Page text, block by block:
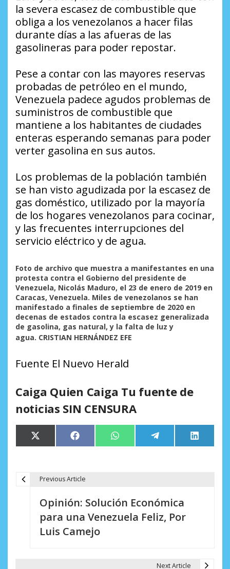
la severa escasez de combustible que
obliga a los venezolanos a hacer filas
durante días a las afueras de las
gasolineras para poder repostar.
Pese a contar con las mayores reservas
probadas de petróleo en el mundo,
Venezuela padece agudos problemas de
suministros de combustible que
mantiene a los habitantes de ciudades
enteras esperando semanas para poder
verter gasolina en sus autos.
Los problemas de la población también
se han visto agudizada por la escasez de
gas doméstico, utilizado por la mayoría
de los hogares venezolanos para cocinar,
y las frecuentes interrupciones del
servicio eléctrico y de agua.
Foto de archivo que muestra a manifestantes en una
protesta contra el Gobierno del presidente de
Venezuela, Nicolás Maduro, el 23 de enero de 2019 en
Caracas, Venezuela. Miles de venezolanos se han
manifestado a finales de septiembre de 2020 en
decenas de estados contra la escasez generalizada
de gasolina, gas natural, y la falta de luz y
agua. CRISTIAN HERNÁNDEZ EFE
Fuente El Nuevo Herald
Caiga Quien Caiga Tu fuente de
noticias SIN CENSURA
Compartir
en
X
(Twitter)
Compartir
en
Facebook Compartir
en
WhatsApp Compartir
en
Telegram
en
LinkedIn
Previous Article
Opinión: Solución Económica
para una Venezuela Feliz, Por
Luis Camejo
Next Article